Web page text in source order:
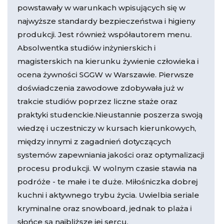
powstawały w warunkach wpisujących się w
najwyższe standardy bezpieczeństwa i higieny
produkcji. Jest również współautorem menu.
Absolwentka studiów inżynierskich i
magisterskich na kierunku żywienie człowieka i
ocena żywności SGGW w Warszawie. Pierwsze
doświadczenia zawodowe zdobywała już w
trakcie studiów poprzez liczne staże oraz
praktyki studenckie.Nieustannie poszerza swoją
wiedzę i uczestniczy w kursach kierunkowych,
między innymi z zagadnień dotyczących
systemów zapewniania jakości oraz optymalizacji
procesu produkcji. W wolnym czasie stawia na
podróże - te małe i te duże. Miłośniczka dobrej
kuchni i aktywnego trybu życia. Uwielbia seriale
kryminalne oraz snowboard, jednak to plaża i
słońce są najbliższe jej sercu.